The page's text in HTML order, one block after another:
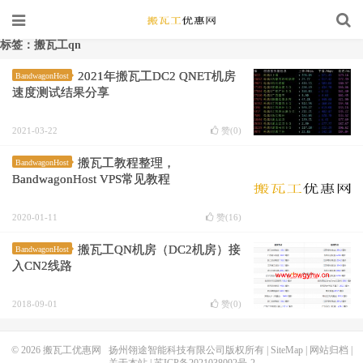
标签：搬瓦工qn
BandwagonHost
2021年搬瓦工DC2 QNET机房
速度测试结果分享
2021-03-22 赞(0)
BandwagonHost
搬瓦工教程整理，
BandwagonHost VPS常见教程
2020-01-11 赞(16)
BandwagonHost
搬瓦工QN机房（DC2机房）接
入CN2线路
2018-09-01 赞(0)
© 2026 搬瓦工优惠网 扬州翎途智能科技有限公司版权所有 | SiteMap| 网站归档